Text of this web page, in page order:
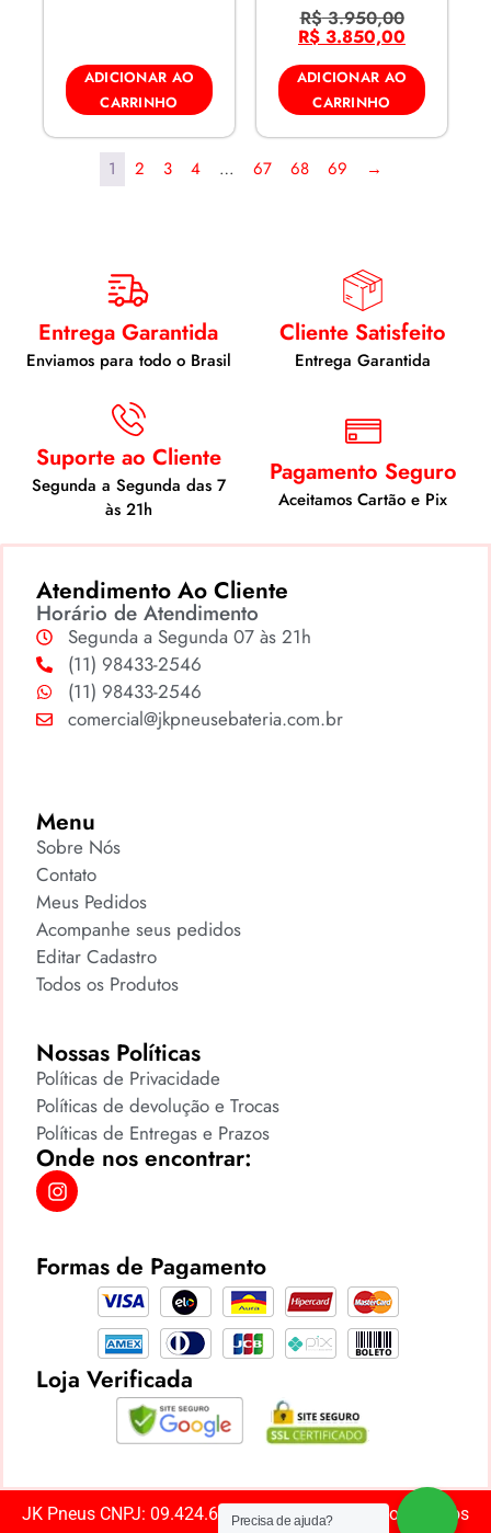
ADICIONAR AO
CARRINHO
R$3.950,00
R$ 3.850,00
ADICIONAR AO
CARRINHO
1 2 3 4 … 67 68 69 →
Entrega Garantida
Enviamos para todo o Brasil
Cliente Satisfeito
Entrega Garantida
Suporte ao Cliente
Segunda a Segunda das 7
às 21h
Pagamento Seguro
Aceitamos Cartão e Pix
Atendimento Ao Cliente
Horário de Atendimento
Segunda a Segunda 07 às 21h
(11) 98433-2546
(11) 98433-2546
comercial@jkpneusebateria.com.br
Menu
Sobre Nós
Contato
Meus Pedidos
Acompanhe seus pedidos
Editar Cadastro
Todos os Produtos
Nossas Políticas
Políticas de Privacidade
Políticas de devolução e Trocas
Políticas de Entregas e Prazos
Onde nos encontrar:
Formas de Pagamento
Loja Verificada
JK Pneus CNPJ: 09.424.669/0001-85 ©️ Todos os direitos
Precisa de ajuda?